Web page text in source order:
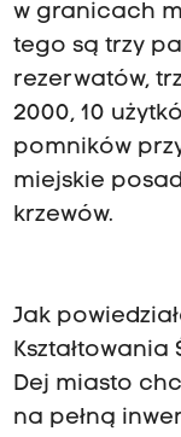
w granicach
tego są trzy
rezerwatów,
2000, 10
pomników
miejskie
krzewów.
Jak
Kształtowania
Dej miasto
na pełną